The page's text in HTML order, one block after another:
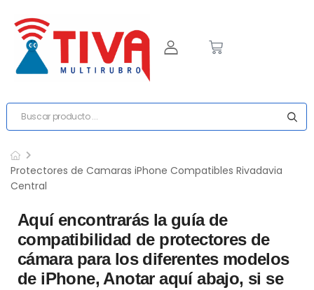
Protectores de Camaras iPhone Compatibles Rivadavia
Central
Aquí encontrarás la guía de
compatibilidad de protectores de
cámara para los diferentes modelos
de iPhone, Anotar aquí abajo, si se